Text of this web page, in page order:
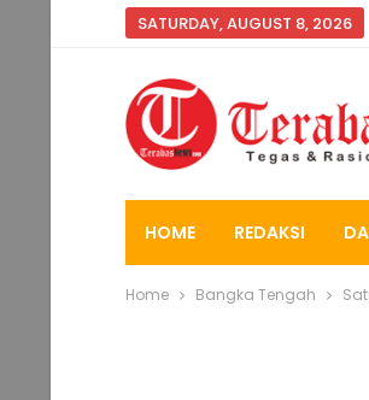
SATURDAY, AUGUST 8, 2026
HOME REDAKSI
Home Bangka Tengah